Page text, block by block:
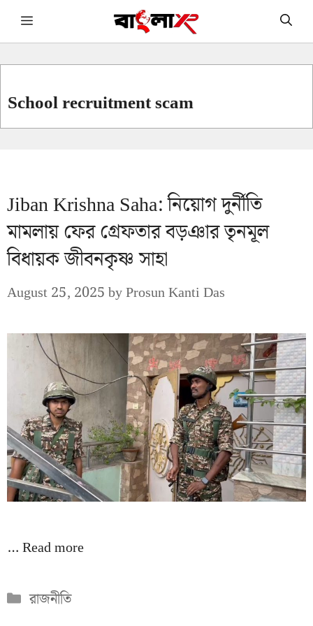
Skip Menu
School recruitment scam
Jiban Krishna Saha: নিয়োগ দুর্নীতি
মামলায় ফের গ্রেফতার বড়ঞার তৃনমূল
বিধায়ক জীবনকৃষ্ণ সাহা
August 25, 2025byProsun Kanti Das
…Read more
Categories
রাজনীতি